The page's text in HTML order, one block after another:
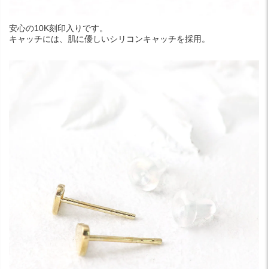
安心の10K刻印入りです。
キャッチには、肌に優しいシリコンキャッチを採用。